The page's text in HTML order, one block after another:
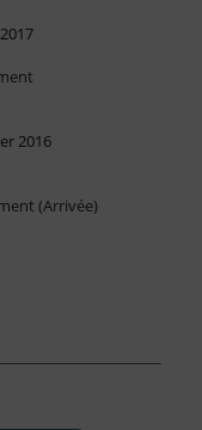
2016
(Arrivée)